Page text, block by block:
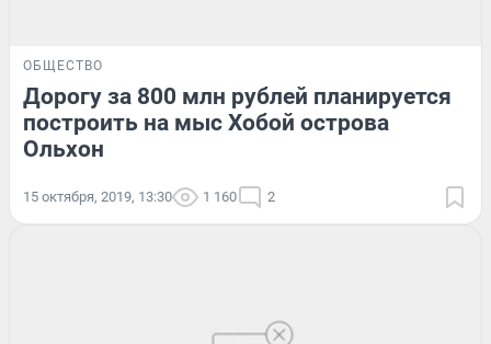
ОБЩЕСТВО
Дорогу за 800 млн рублей планируется
построить на мыс Хобой острова
Ольхон
15 октября, 2019, 13:30 1 160 2